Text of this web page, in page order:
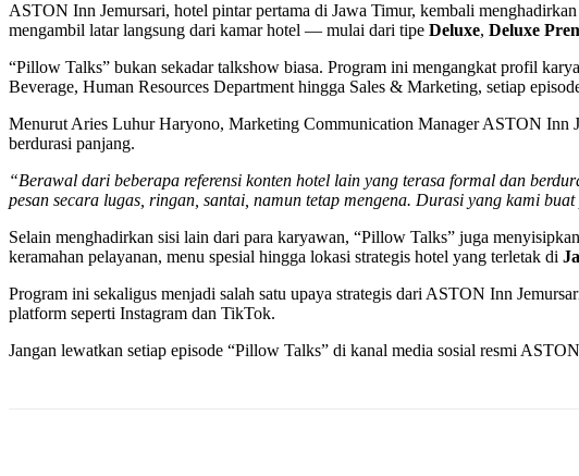
ASTON Inn Jemursari, hotel pintar pertama di Jawa Timur, kembali
mengambil latar langsung dari kamar hotel — mulai dari tipe Deluxe, Deluxe
“Pillow Talks” bukan sekadar talkshow biasa. Program ini mengangkat profil
Beverage, Human Resources Department hingga Sales & Marketing, setiap
Menurut Aries Luhur Haryono, Marketing Communication Manager ASTON Inn
berdurasi panjang.
“Berawal dari beberapa referensi konten hotel lain yang terasa formal dan
pesan secara lugas, ringan, santai, namun tetap mengena. Durasi yang kami
Selain menghadirkan sisi lain dari para karyawan, “Pillow Talks” juga
keramahan pelayanan, menu spesial hingga lokasi strategis hotel yang terletak di
Program ini sekaligus menjadi salah satu upaya strategis dari ASTON Inn
platform seperti Instagram dan TikTok.
Jangan lewatkan setiap episode “Pillow Talks” di kanal media sosial resmi